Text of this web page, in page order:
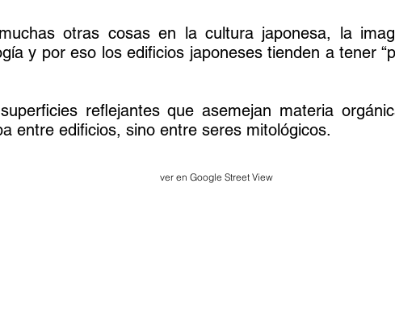
otras cosas en la cultura japonesa, la
y por eso los edificios japoneses tienden a tener
reflejantes que asemejan materia
entre edificios, sino entre seres mitológicos.
ver en Google Street View